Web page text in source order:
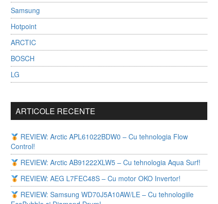
Samsung
Hotpoint
ARCTIC
BOSCH
LG
ARTICOLE RECENTE
REVIEW: Arctic APL61022BDW0 – Cu tehnologia Flow
Control!
REVIEW: Arctic AB91222XLW5 – Cu tehnologia Aqua Surf!
REVIEW: AEG L7FEC48S – Cu motor OKO Invertor!
REVIEW: Samsung WD70J5A10AW/LE – Cu tehnologiile